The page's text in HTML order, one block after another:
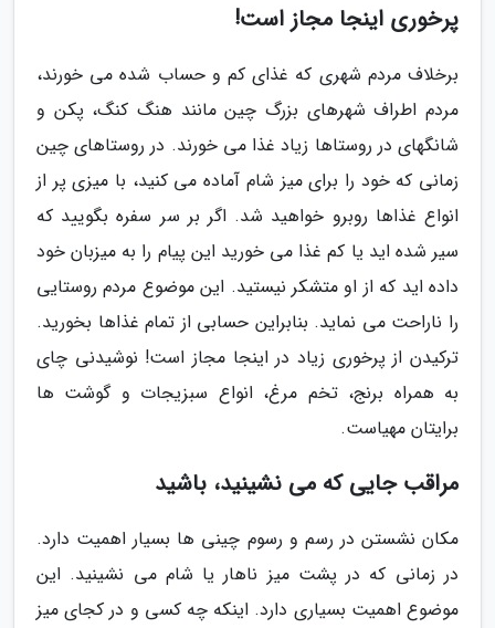
پرخوری اینجا مجاز است!
برخلاف مردم شهری که غذای کم و حساب شده می خورند،
مردم اطراف شهرهای بزرگ چین مانند هنگ کنگ، پکن و
شانگهای در روستاها زیاد غذا می خورند. در روستاهای چین
زمانی که خود را برای میز شام آماده می کنید، با میزی پر از
انواع غذاها روبرو خواهید شد. اگر بر سر سفره بگویید که
سیر شده اید یا کم غذا می خورید این پیام را به میزبان خود
داده اید که از او متشکر نیستید. این موضوع مردم روستایی
را ناراحت می نماید. بنابراین حسابی از تمام غذاها بخورید.
ترکیدن از پرخوری زیاد در اینجا مجاز است! نوشیدنی چای
به همراه برنج، تخم مرغ، انواع سبزیجات و گوشت ها
برایتان مهیاست.
مراقب جایی که می نشینید، باشید
مکان نشستن در رسم و رسوم چینی ها بسیار اهمیت دارد.
در زمانی که در پشت میز ناهار یا شام می نشینید. این
موضوع اهمیت بسیاری دارد. اینکه چه کسی و در کجای میز